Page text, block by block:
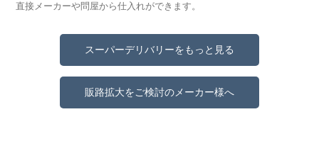
直接メーカーや問屋から仕入れができます。
スーパーデリバリーをもっと見る
販路拡大をご検討のメーカー様へ